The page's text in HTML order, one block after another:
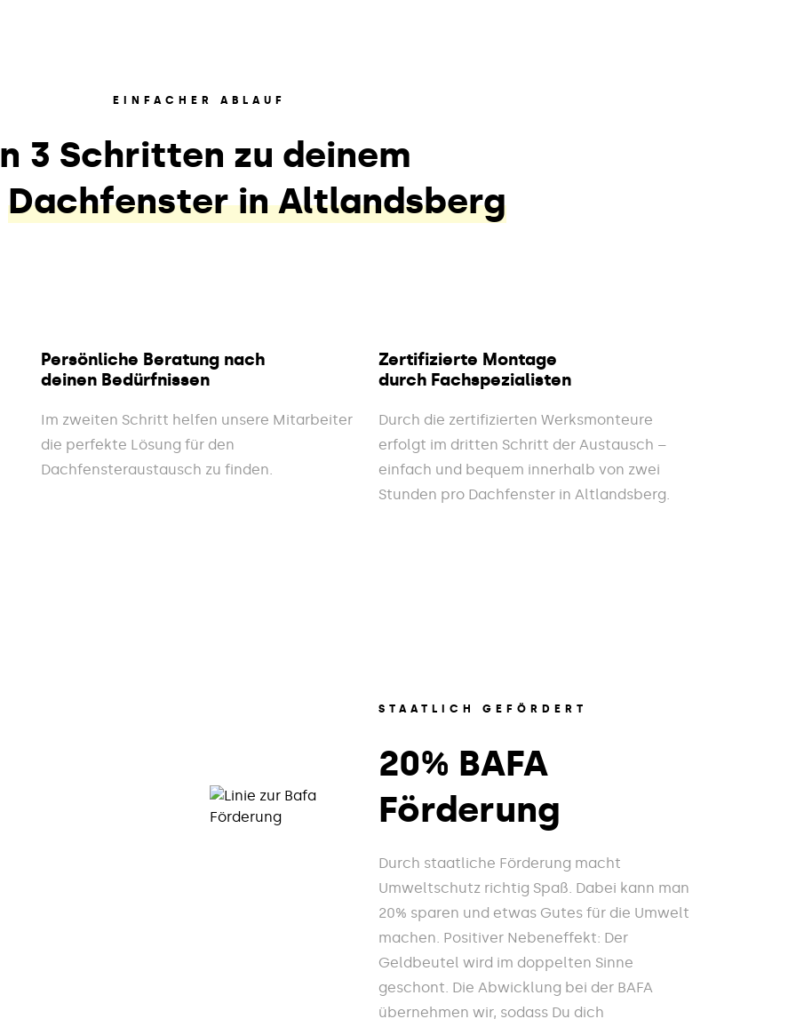
EINFACHER ABLAUF
3 Schritten zu deinem
Dachfenster in Altlandsberg
Persönliche Beratung nach
deinen Bedürfnissen
Im zweiten Schritt helfen unsere Mitarbeiter
die perfekte Lösung für den
Dachfensteraustausch zu finden.
Zertifizierte Montage
durch Fachspezialisten
Durch die zertifizierten Werksmonteure
erfolgt im dritten Schritt der Austausch –
einfach und bequem innerhalb von zwei
Stunden pro Dachfenster in Altlandsberg.
STAATLICH GEFÖRDERT
20% BAFA
Förderung
Durch staatliche Förderung macht
Umweltschutz richtig Spaß. Dabei kann man
20% sparen und etwas Gutes für die Umwelt
machen. Positiver Nebeneffekt: Der
Geldbeutel wird im doppelten Sinne
geschont. Die Abwicklung bei der BAFA
übernehmen wir, sodass Du dich